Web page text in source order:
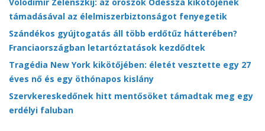
támadásával az élelmiszerbiztonságot fenyegetik
Szándékos gyújtogatás áll több erdőtűz hátterében?
Franciaországban letartóztatások kezdődtek
Tragédia New York kikötőjében: életét vesztette egy 27
éves nő és egy öthónapos kislány
Szervkereskedőnek hitt mentősöket támadtak meg egy
erdélyi faluban